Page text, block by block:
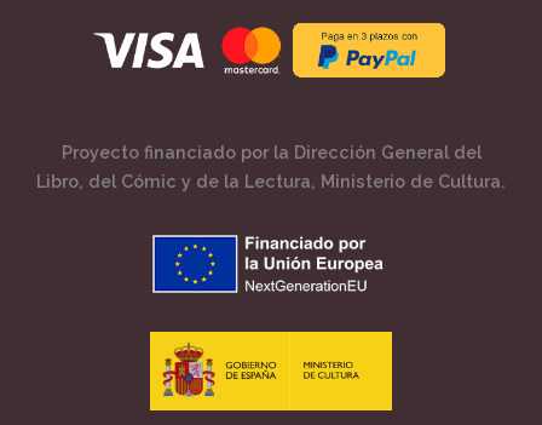
Proyecto financiado por la Dirección General del
Libro, del Cómic y de la Lectura, Ministerio de Cultura.